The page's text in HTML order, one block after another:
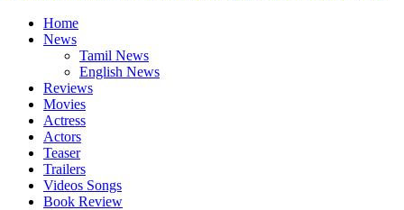
Home
News
Tamil News
English News
Reviews
Movies
Actress
Actors
Teaser
Trailers
Videos Songs
Book Review